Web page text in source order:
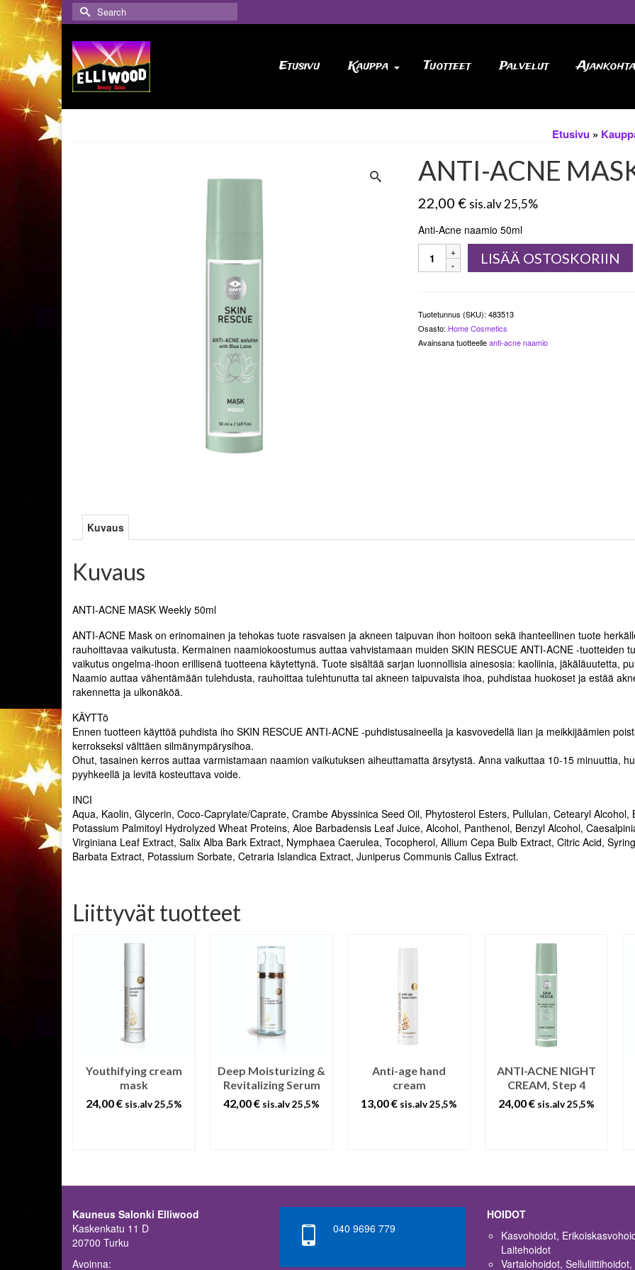
Search
for:
Etusivu Kauppa Tuotteet Palvelut
Etusivu »
ANTI-ACNE
22,00 € sis.alv 25,5%
Anti-Acne naamio 50ml
ACNE
LISÄÄ OSTOSKORIIN
Tuotetunnus (SKU): 483513
Osasto: Home Cosmetics
Avainsana tuotteelleanti-acne naamio
Kuvaus
Kuvaus
ANTI-ACNE MASK Weekly 50ml
ANTI-ACNE Mask on erinomainen ja tehokas tuote rasvaisen ja akneen taipuvan ihon hoitoon sekä ihanteellinen tuote
rauhoittavaa vaikutusta. Kermainen naamiokoostumus auttaa vahvistamaan muiden SKIN RESCUE ANTI-ACNE -tuotteiden
vaikutus ongelma-ihoon erillisenä tuotteena käytettynä. Tuote sisältää sarjan luonnollisia ainesosia: kaoliinia, jäkäläuutetta,
Naamio auttaa vähentämään tulehdusta, rauhoittaa tulehtunutta tai akneen taipuvaista ihoa, puhdistaa huokoset ja estää
rakennetta ja ulkonäköä.
KÄYTTö
Ennen tuotteen käyttöä puhdista iho SKIN RESCUE ANTI-ACNE -puhdistusaineella ja kasvovedellä lian ja meikkijäämien
kerrokseksi välttäen silmänympärysihoa.
Ohut, tasainen kerros auttaa varmistamaan naamion vaikutuksen aiheuttamatta ärsytystä. Anna vaikuttaa 10-15 minuuttia,
pyyhkeellä ja levitä kosteuttava voide.
INCI
Aqua, Kaolin, Glycerin, Coco-Caprylate/Caprate, Crambe Abyssinica Seed Oil, Phytosterol Esters, Pullulan, Cetearyl
Potassium Palmitoyl Hydrolyzed Wheat Proteins, Aloe Barbadensis Leaf Juice, Alcohol, Panthenol, Benzyl Alcohol,
Virginiana Leaf Extract, Salix Alba Bark Extract, Nymphaea Caerulea, Tocopherol, Allium Cepa Bulb Extract, Citric Acid,
Barbata Extract, Potassium Sorbate, Cetraria Islandica Extract, Juniperus Communis Callus Extract.
Liittyvät tuotteet
Youthifying cream
mask
24,00€ sis.alv 25,5%
Deep Moisturizing &
Revitalizing Serum
42,00€ sis.alv 25,5%
Anti-age hand
cream
13,00€ sis.alv 25,5%
ANTI-ACNE NIGHT
CREAM, Step 4
24,00€ sis.alv 25,5%
Kauneus Salonki Elliwood
Kaskenkatu 11 D
20700 Turku
Avoinna:
040 9696 779
HOIDOT
Kasvohoidot,
Laitehoidot
Vartalohoidot, Selluliittihoidot,